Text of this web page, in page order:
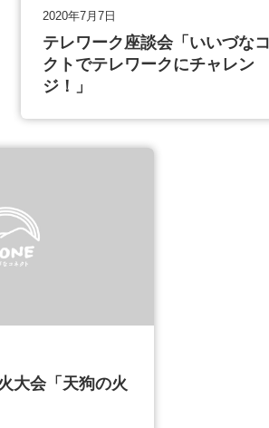
2020年7月7日
テレワーク座談会「いいづな
クトでテレワークにチャレン
ジ！」
大会「天狗の火